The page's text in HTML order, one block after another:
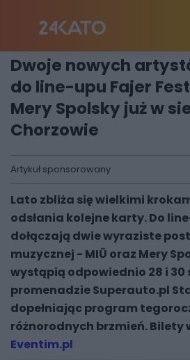
Dwoje nowych
do line-upu Fajer
Mery Spolsky już w
Chorzowie
Artykuł sponsorowany
Lato zbliża się wielkimi
odsłania kolejne karty. Do
dołączają dwie wyraziste
muzycznej - MIÜ oraz Mery
wystąpią odpowiednio 28 i 30
promenadzie Superauto.pl
dopełniając program
różnorodnych brzmień. Bilety
Eventim.pl